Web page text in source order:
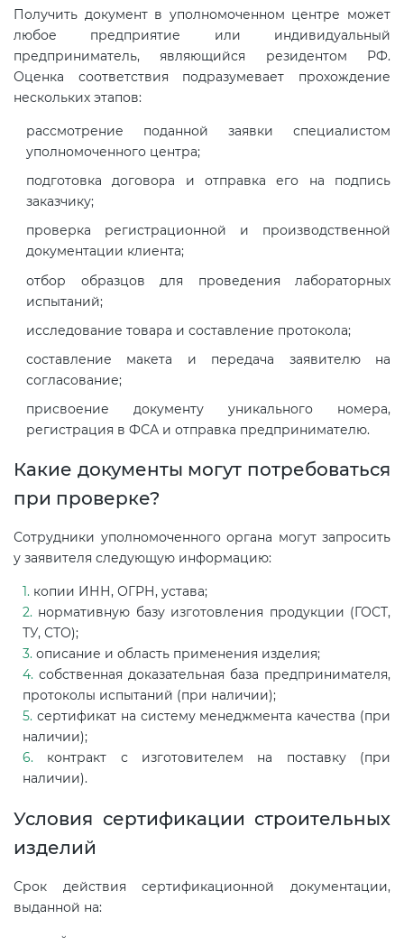
Получить документ в уполномоченном центре может
любое предприятие или индивидуальный
предприниматель, являющийся резидентом РФ.
Оценка соответствия подразумевает прохождение
нескольких этапов:
рассмотрение поданной заявки специалистом
уполномоченного центра;
подготовка договора и отправка его на подпись
заказчику;
проверка регистрационной и производственной
документации клиента;
отбор образцов для проведения лабораторных
испытаний;
исследование товара и составление протокола;
составление макета и передача заявителю на
согласование;
присвоение документу уникального номера,
регистрация в ФСА и отправка предпринимателю.
Какие документы могут потребоваться
при проверке?
Сотрудники уполномоченного органа могут запросить
у заявителя следующую информацию:
копии ИНН, ОГРН, устава;
нормативную базу изготовления продукции (ГОСТ,
ТУ, СТО);
описание и область применения изделия;
собственная доказательная база предпринимателя,
протоколы испытаний (при наличии);
сертификат на систему менеджмента качества (при
наличии);
контракт с изготовителем на поставку (при
наличии).
Условия сертификации строительных
изделий
Срок действия сертификационной документации,
выданной на: